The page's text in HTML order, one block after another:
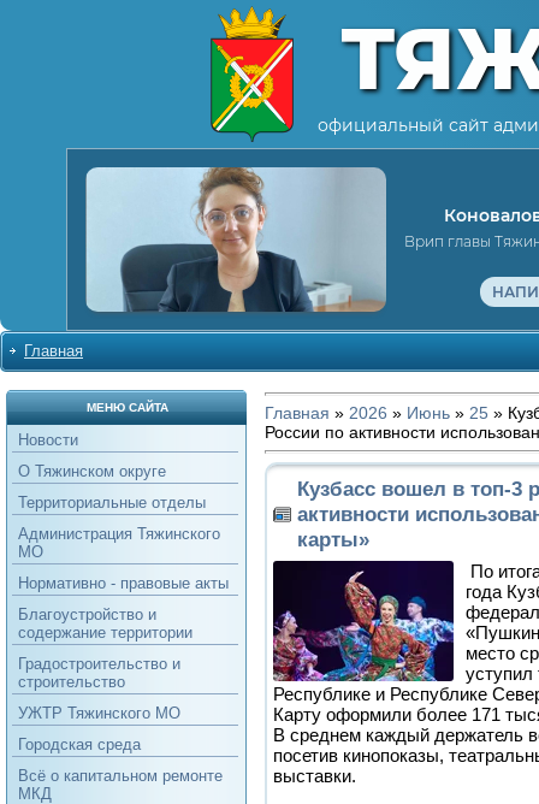
официальный сайт
Врип главы
Главная
МЕНЮ САЙТА
Новости
О Тяжинском округе
Территориальные отделы
Администрация Тяжинского
МО
Нормативно - правовые акты
Благоустройство и
содержание территории
Градостроительство и
строительство
УЖТР Тяжинского МО
Городская среда
Всё о капитальном ремонте
МКД
Главная » 2026 » Июнь » 25 »
России по активности
Кузбасс вошел в топ-3
активности
карты»
По
года
место
уступил
Республике и Республике
Карту оформили более 171
В среднем каждый держатель
посетив кинопоказы,
выставки.